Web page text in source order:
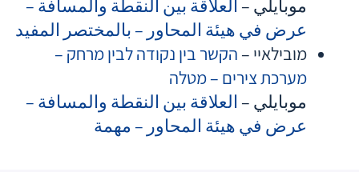
موبايلي – العلاقة بين النقطة والمسافة –
عرض في هيئة المحاور – بالمختصر المفيد
מובילאיי – הקשר בין נקודה לבין מרחק –
מערכת צירים – מטלה
موبايلي – العلاقة بين النقطة والمسافة –
عرض في هيئة المحاور – مهمة